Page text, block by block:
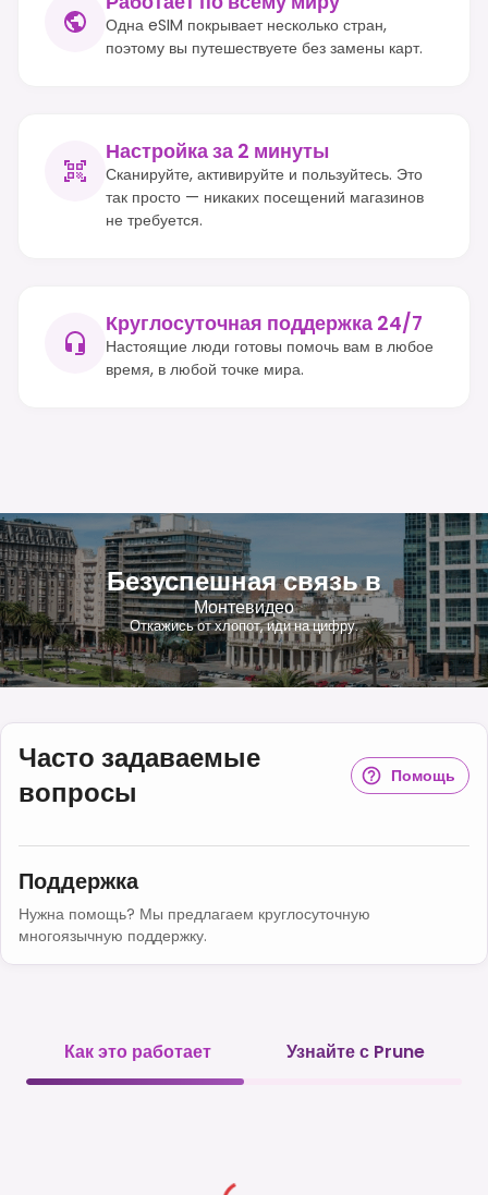
Одна eSIM покрывает несколько стран,
поэтому вы путешествуете без замены карт.
Настройка за 2 минуты
Сканируйте, активируйте и пользуйтесь. Это
так просто — никаких посещений магазинов
не требуется.
Круглосуточная поддержка 24/7
Настоящие люди готовы помочь вам в любое
время, в любой точке мира.
Безуспешная связь в
Монтевидео
Откажись от хлопот, иди на цифру.
Часто задаваемые
вопросы
Помощь
Поддержка
Нужна помощь? Мы предлагаем круглосуточную
многоязычную поддержку.
Как это работает Узнайте с Prune